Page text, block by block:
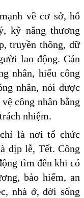
về cơ sở, hỗ
kỹ năng thương
truyền thông, dữ
lao động. Cán
nhân, hiểu công
nhân, nói được
công nhân bằng
nhiệm.
là nơi tổ chức
dịp lễ, Tết. Công
tìm đến khi có
bảo hiểm, an
nhà ở, đời sống